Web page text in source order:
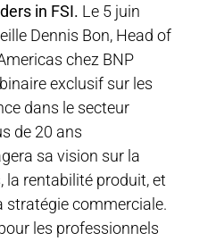
in FSI. Le 5 juin
Dennis Bon, Head of
chez BNP
exclusif sur les
dans le secteur
de 20 ans
sa vision sur la
la rentabilité produit, et
stratégie commerciale.
les professionnels